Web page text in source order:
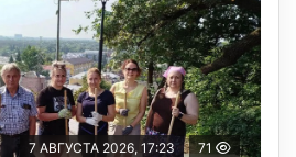
7 АВГУСТА 2026, 17:23 71